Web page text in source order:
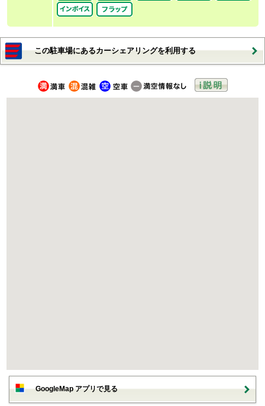
この駐車場にあるカーシェアリングを利用する
GoogleMap アプリで見る